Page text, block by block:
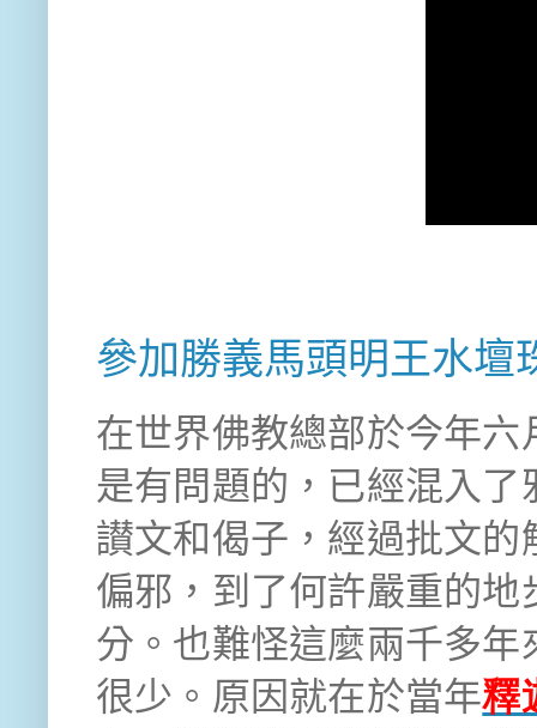
參加勝義馬頭明王水壇
在世界佛教總部於今年
是有問題的，已經混入
讃文和偈子，經過批文
偏邪，到了何許嚴重的
分。也難怪這麼兩千多
很少。原因就在於當年釋